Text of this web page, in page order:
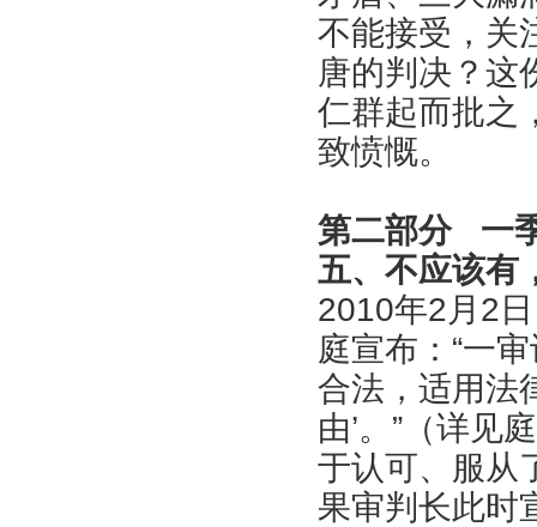
不能接受，关
唐的判决？这
仁群起而批之
致愤慨。
第二部分 一
五、不应该有
2010年2月2
庭宣布：“一
合法，适用法
由’。”（详见
于认可、服从
果审判长此时